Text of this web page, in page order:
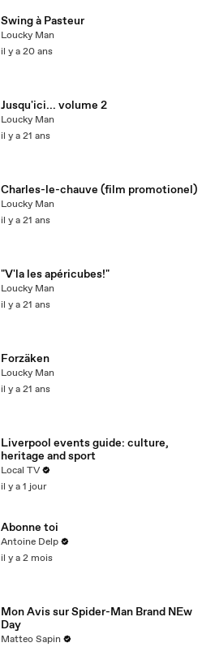
Swing à Pasteur
Loucky Man
il y a 20 ans
Jusqu'ici... volume 2
Loucky Man
il y a 21 ans
Charles-le-chauve (film promotionel)
Loucky Man
il y a 21 ans
"V'la les apéricubes!"
Loucky Man
il y a 21 ans
Forzäken
Loucky Man
il y a 21 ans
Liverpool events guide: culture,
heritage and sport
Local TV
il y a 1 jour
Abonne toi
Antoine Delp
il y a 2 mois
Mon Avis sur Spider-Man Brand NEw
Day
Matteo Sapin